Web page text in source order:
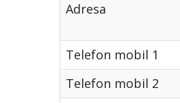
Adresa
Telefon mobil 1
Telefon mobil 2